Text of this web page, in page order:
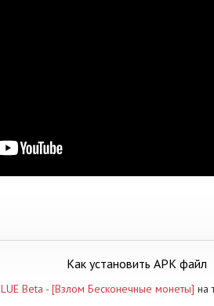
Как установить APK файл
Beta - [Взлом Бесконечные монеты] на